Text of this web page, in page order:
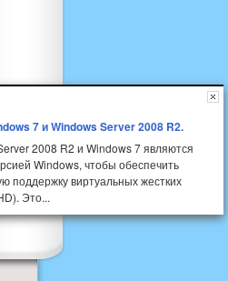
7 и Windows Server 2008 R2.
2008 R2 и Windows 7 являются
Windows, чтобы обеспечить
поддержку виртуальных жестких
Это...